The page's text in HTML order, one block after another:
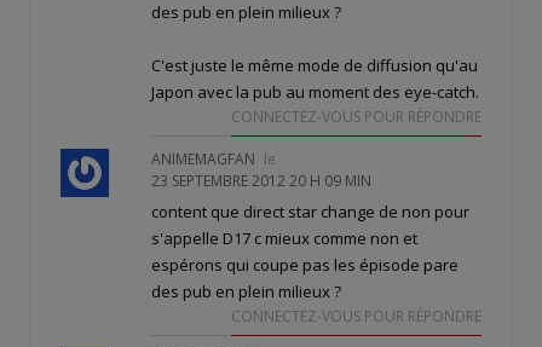
des pub en plein milieux ?
C'est juste le même mode de diffusion qu'au
Japon avec la pub au moment des eye-catch.
CONNECTEZ-VOUS POUR RÉPONDRE
ANIMEMAGFAN le
23 SEPTEMBRE 2012 20 H 09 MIN
content que direct star change de non pour
s'appelle D17 c mieux comme non et
espérons qui coupe pas les épisode pare
des pub en plein milieux ?
CONNECTEZ-VOUS POUR RÉPONDRE